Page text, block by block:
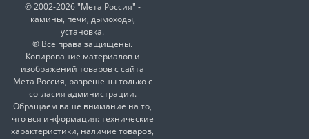
© 2002-2026 "Мета Россия" -
камины, печи, дымоходы,
установка.
® Все права защищены.
Копирование материалов и
изображений товаров с сайта
Мета Россия, разрешены только с
согласия администрации.
Обращаем ваше внимание на то,
что вся информация: технические
характеристики, наличие товаров,